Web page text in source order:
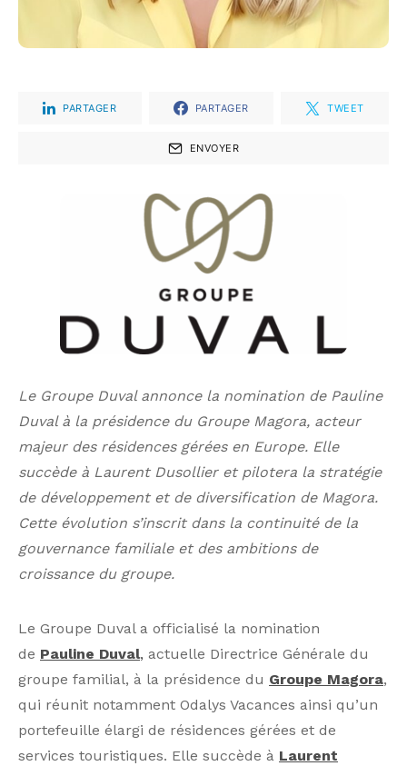
PARTAGER PARTAGER TWEET
ENVOYER
Le Groupe Duval annonce la nomination de Pauline
Duval à la présidence du Groupe Magora, acteur
majeur des résidences gérées en Europe. Elle
succède à Laurent Dusollier et pilotera la stratégie
de développement et de diversification de Magora.
Cette évolution s’inscrit dans la continuité de la
gouvernance familiale et des ambitions de
croissance du groupe.
Le Groupe Duval a officialisé la nomination
de Pauline Duval, actuelle Directrice Générale du
groupe familial, à la présidence du Groupe Magora,
qui réunit notamment Odalys Vacances ainsi qu’un
portefeuille élargi de résidences gérées et de
services touristiques. Elle succède à Laurent